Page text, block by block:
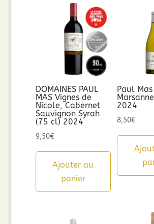
DOMAINES PAUL
MAS Vignes de
Nicole, Cabernet
Sauvignon Syrah
(75 cl) 2024
9,50€
Ajouter au
panier
Paul
2024
8,50€